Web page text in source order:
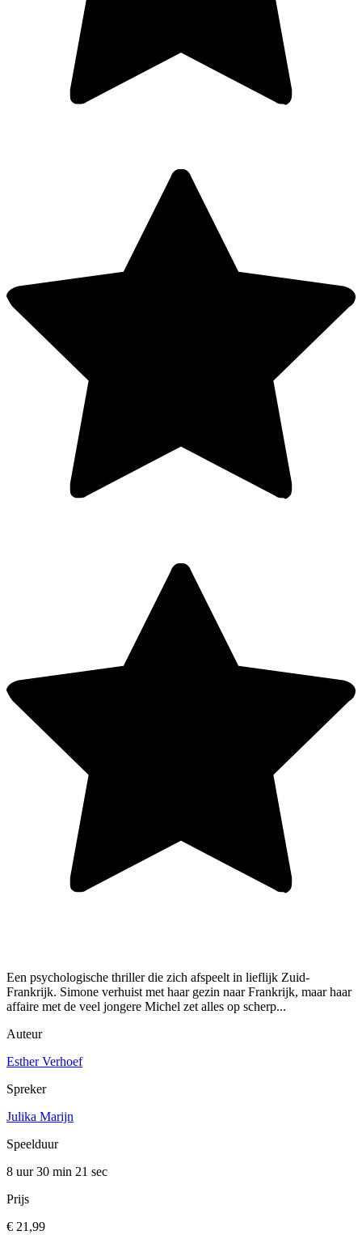
Een psychologische thriller die zich afspeelt in lieflijk Zuid-
Frankrijk. Simone verhuist met haar gezin naar Frankrijk, maar haar
affaire met de veel jongere Michel zet alles op scherp...
Auteur
Esther Verhoef
Spreker
Julika Marijn
Speelduur
8 uur 30 min 21 sec
Prijs
€ 21,99